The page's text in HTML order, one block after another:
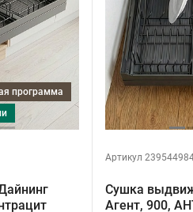
программа
Артикул
Сушка
Агент, 900,